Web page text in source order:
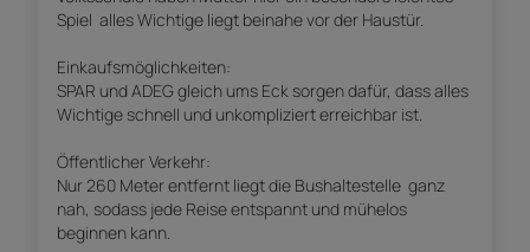
Spiel  alles Wichtige liegt beinahe vor der Haustür.
Einkaufsmöglichkeiten:
SPAR und ADEG gleich ums Eck sorgen dafür, dass alles
Wichtige schnell und unkompliziert erreichbar ist.
Öffentlicher Verkehr:
Nur 260 Meter entfernt liegt die Bushaltestelle  ganz
nah, sodass jede Reise entspannt und mühelos
beginnen kann.